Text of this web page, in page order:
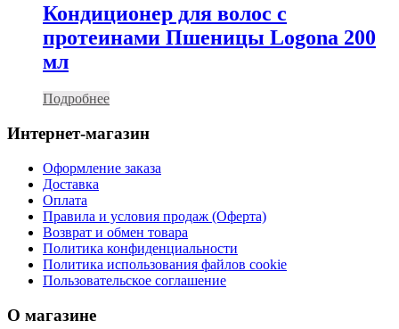
Кондиционер для волос с
протеинами Пшеницы Logona 200
мл
Подробнее
Интернет-магазин
Оформление заказа
Доставка
Оплата
Правила и условия продаж (Оферта)
Возврат и обмен товара
Политика конфиденциальности
Политика использования файлов cookie
Пользовательское соглашение
О магазине